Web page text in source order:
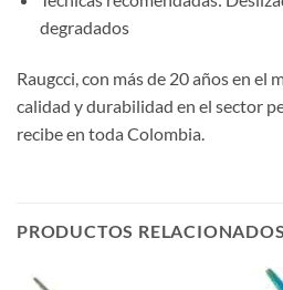
degradados
Raugcci, con más de 20 años en el
calidad y durabilidad en el sector
recibe en toda Colombia.
PRODUCTOS RELACIONADOS